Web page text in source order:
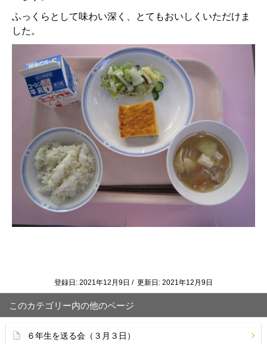
ふっくらとして味わい深く、とてもおいしくいただけま
した。
登録日: 2021年12月9日 / 更新日: 2021年12月9日
このカテゴリー内の他のページ
６年生を送る会（３月３日）